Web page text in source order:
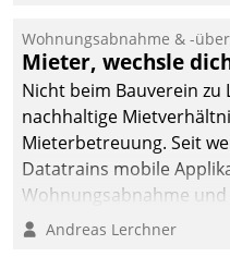
und Beschwerde-
ein.
Wohnungsabnahme & -
Mieter, wechsle
Nicht beim Bauverein zu
nachhaltige
Mieterbetreuung. Seit
Datatrains mobile
Wohnungsabnahme
Mieter wohlgeordnet
Andreas Lerchner